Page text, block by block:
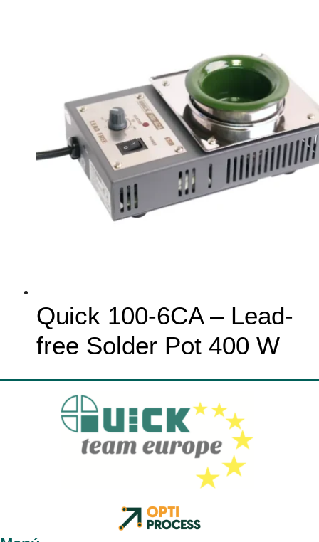
Quick 100-6CA – Lead-
free Solder Pot 400 W